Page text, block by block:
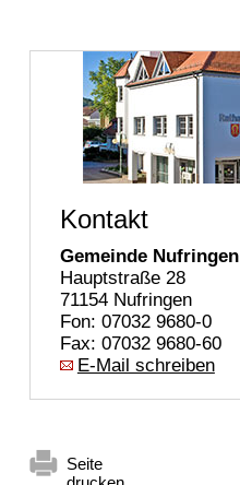
Kontakt
Gemeinde Nufringen
Hauptstraße 28
71154 Nufringen
Fon: 07032 9680-0
Fax: 07032 9680-60
E-Mail schreiben
Seite